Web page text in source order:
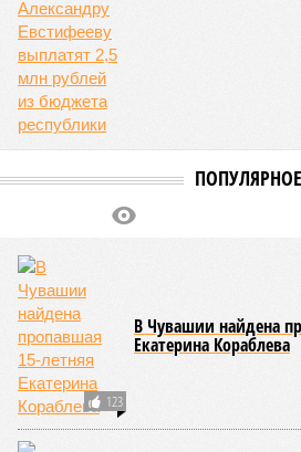
Руководитель Управления
Республике Татьяна Гермонова
Межведомственной комиссии,
организации детского отдыха и
рамках встречи участники
летней оздоровительной кампании
Управлением Роспотребнадзора по
результаты
мероприятий в детских
нынешнем сезоне функционирует
причём 14 из них относятся к
ведомства осуществили 105
профилактических визитов, что
проверочными действиями
итогам проведённых мероприятий
были зафиксированы в 33
администраций этих объектов были